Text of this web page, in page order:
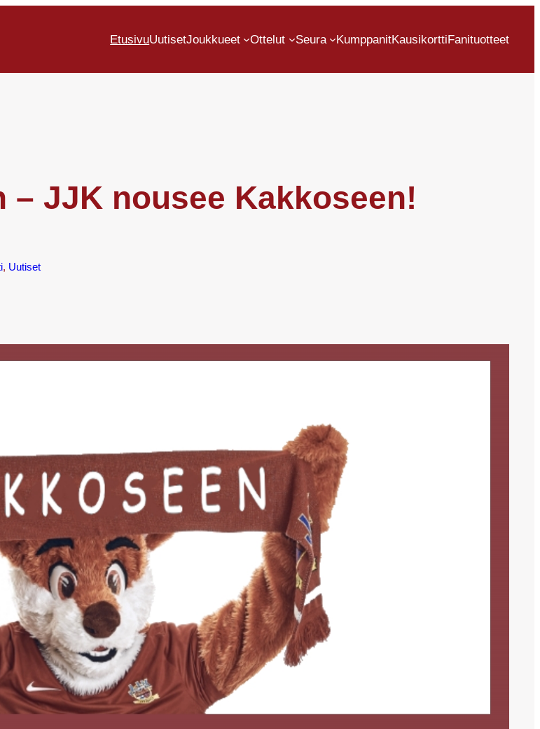
EtusivuUutisetJoukkueet Ottelut Seura KumppanitKausikorttiFanituotteet
– JJK nousee Kakkoseen!
, Uutiset